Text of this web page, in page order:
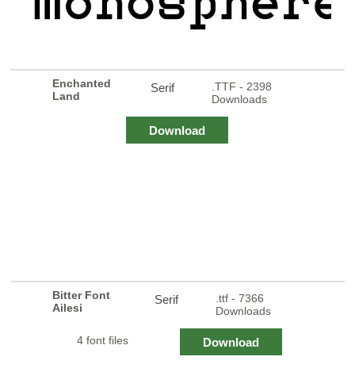
Enchanted
Land
Serif
.TTF - 2398
Downloads
Download
Bitter Font
Ailesi
Serif
.ttf - 7366
Downloads
4 font files Download